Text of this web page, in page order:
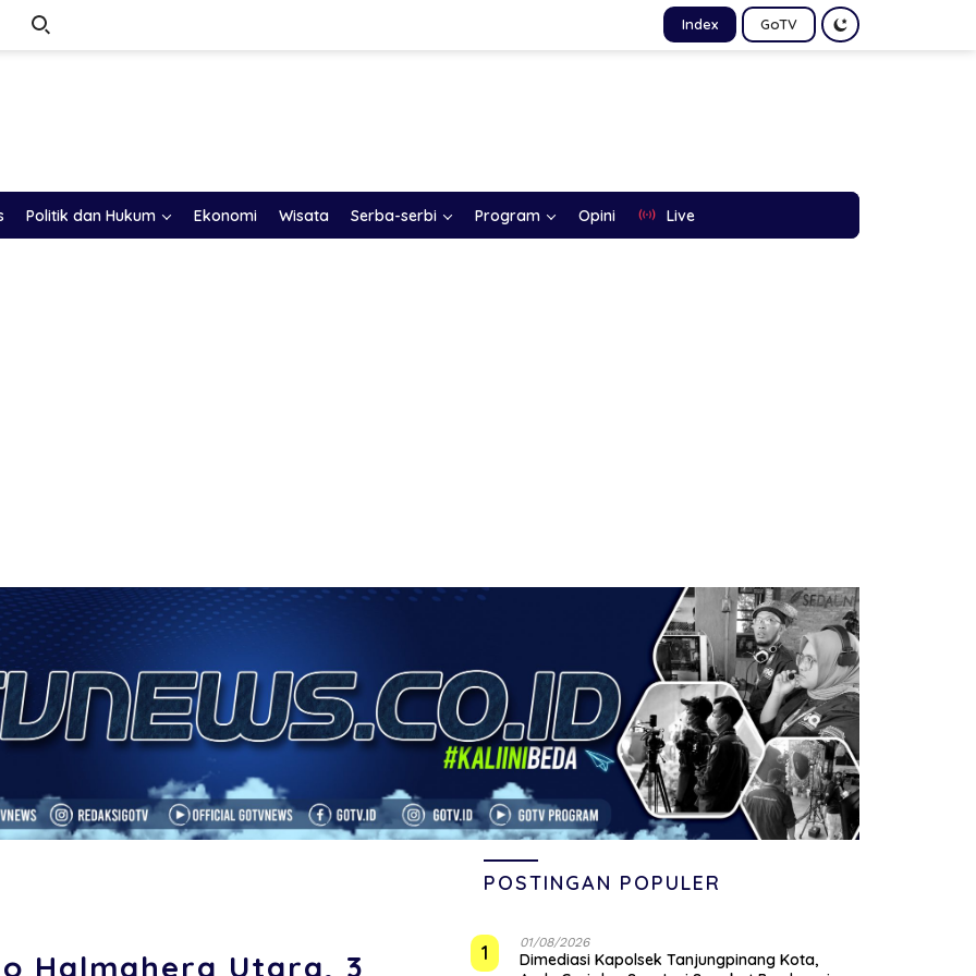
Index GoTV
Politik dan Hukum Ekonomi Wisata Serba-serbi Program Opini Live
Halmahera Utara, 3
POSTINGAN POPULER
1 01/08/2026
Dimediasi Kapolsek Tanjungpinang Kota,